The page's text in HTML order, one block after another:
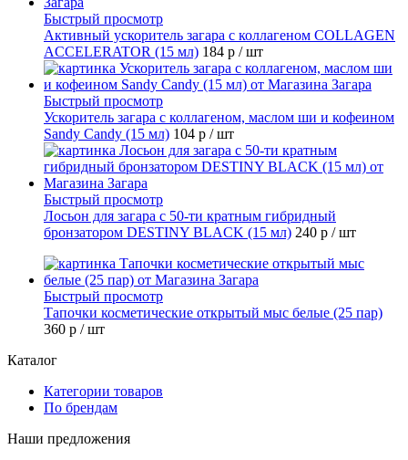
Быстрый просмотр
Активный ускоритель загара с коллагеном COLLAGEN
ACCELERATOR (15 мл) 184 р / шт
Быстрый просмотр
Ускоритель загара с коллагеном, маслом ши и кофеином
Sandy Candy (15 мл) 104 р / шт
Быстрый просмотр
Лосьон для загара с 50-ти кратным гибридный
бронзатором DESTINY BLACK (15 мл) 240 р / шт
Быстрый просмотр
Тапочки косметические открытый мыс белые (25 пар)
360 р / шт
Каталог
Категории товаров
По брендам
Наши предложения